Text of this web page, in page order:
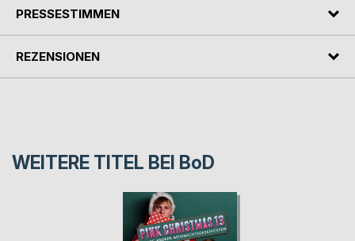
PRESSESTIMMEN
REZENSIONEN
WEITERE TITEL BEI BoD